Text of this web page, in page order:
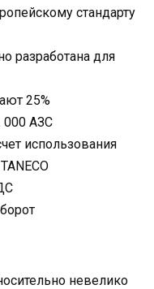
стандарту
разработана для
25%
000 АЗС
использования
невелико